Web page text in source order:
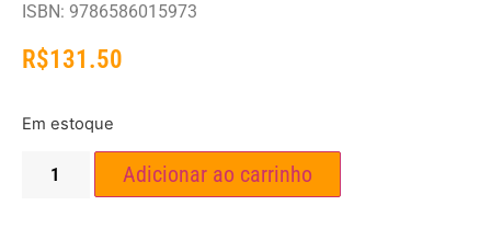
ISBN: 9786586015973
R$131.50
Em estoque
Adicionar ao carrinho